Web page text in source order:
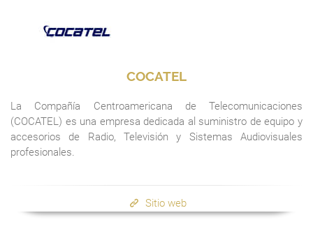
COCATEL
La Compañía Centroamericana de Telecomunicaciones
(COCATEL) es una empresa dedicada al suministro de equipo y
accesorios de Radio, Televisión y Sistemas Audiovisuales
profesionales.
Sitio web